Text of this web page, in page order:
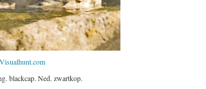
Visualhunt.com
blackcap. Ned. zwartkop.